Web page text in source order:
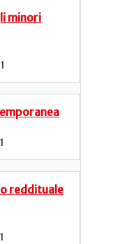
minori
reddituale